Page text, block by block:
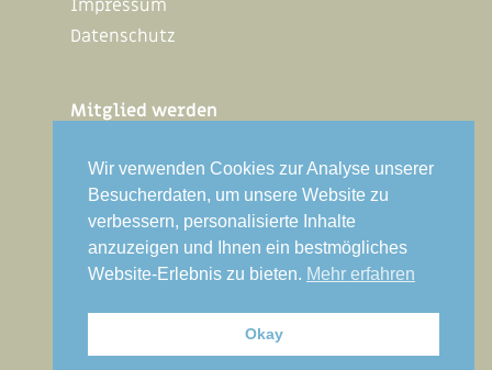
Impressum
Datenschutz
Mitglied werden
Interner Bereich
VDSG Bundesverband
Folgen Sie uns auf Facebook
Wir verwenden Cookies zur Analyse unserer
Besucherdaten, um unsere Website zu
verbessern, personalisierte Inhalte
anzuzeigen und Ihnen ein bestmögliches
Website-Erlebnis zu bieten. Mehr erfahren
Okay